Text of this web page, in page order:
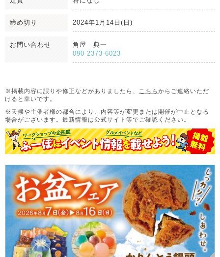
締め切り 2024年1月14日(日)
お問い合わせ
角屋 典一
090-2373-6023
※掲載内容に誤りや修正などがありましたら、 こちら からご連絡いただ
けると幸いです。
※天候や主催者様の都合により、内容等が変更または開催が中止となる
場合がございます。 最新情報は公式サイト等でご確認ください。